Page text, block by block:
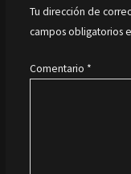
Tu dirección de
campos obligatorios
Comentario *